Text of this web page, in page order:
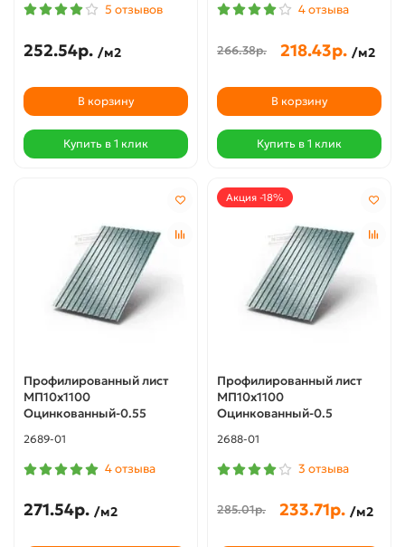
5 отзывов
252.54р. /м2
В корзину
Купить в 1 клик
4 отзыва
266.38р. 218.43р. /м2
В корзину
Купить в 1 клик
Профилированный лист
МП10х1100
Оцинкованный-0.55
2689-01
4 отзыва
271.54р. /м2
Акция -18%
Профилированный лист
МП10х1100
Оцинкованный-0.5
2688-01
3 отзыва
285.01р. 233.71р. /м2